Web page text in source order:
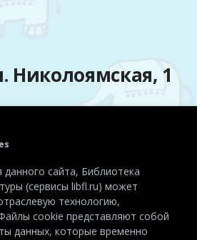
Николоямская, 1
+7 (495) 915-72-81
сайта, Библиотека
может
технологию,
данных, которые временно